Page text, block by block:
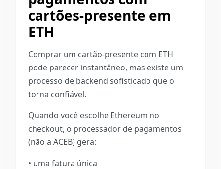
cartões-presente em
ETH
Comprar um cartão-presente com ETH
pode parecer instantâneo, mas existe um
processo de backend sofisticado que o
torna confiável.
Quando você escolhe Ethereum no
checkout, o processador de pagamentos
(não a ACEB) gera:
• uma fatura única